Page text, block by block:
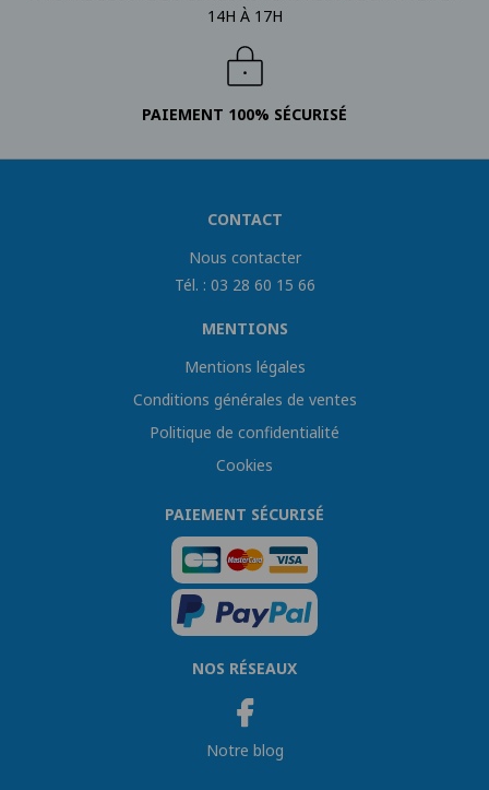
14H À 17H
PAIEMENT 100% SÉCURISÉ
CONTACT
Nous contacter
Tél. : 03 28 60 15 66
MENTIONS
Mentions légales
Conditions générales de ventes
Politique de confidentialité
Cookies
PAIEMENT SÉCURISÉ
NOS RÉSEAUX
Notre blog